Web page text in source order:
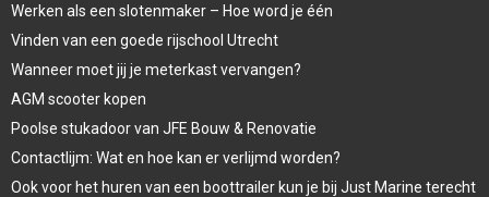
Werken als een slotenmaker – Hoe word je één
Vinden van een goede rijschool Utrecht
Wanneer moet jij je meterkast vervangen?
AGM scooter kopen
Poolse stukadoor van JFE Bouw & Renovatie
Contactlijm: Wat en hoe kan er verlijmd worden?
Ook voor het huren van een boottrailer kun je bij Just Marine terecht